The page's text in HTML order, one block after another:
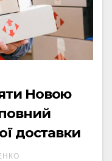
Новою
доставки